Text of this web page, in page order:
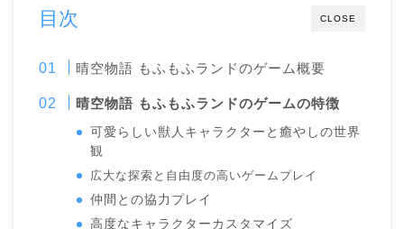
CLOSE
目次
晴空物語 もふもふランドのゲーム概要
晴空物語 もふもふランドのゲームの特徴
可愛らしい獣人キャラクターと癒やしの世界
観
広大な探索と自由度の高いゲームプレイ
仲間との協力プレイ
高度なキャラクターカスタマイズ